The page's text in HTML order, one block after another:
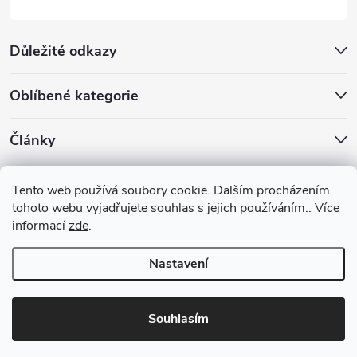
Tento web používá soubory cookie. Dalším procházením
tohoto webu vyjadřujete souhlas s jejich používáním.. Více
informacízde.
Nastavení
Souhlasím
Důležité odkazy
Oblíbené kategorie
Články
Copyright 2026Benia.cz. Všechna práva vyhrazena.Upravit nastavení
cookies